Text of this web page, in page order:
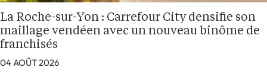
La Roche-sur-Yon : Carrefour City densifie son
maillage vendéen avec un nouveau binôme de
franchisés
04 AOÛT 2026